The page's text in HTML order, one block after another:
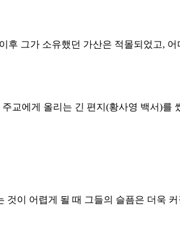
그가 소유했던 가산은 적몰되었고, 어
교에게 올리는 긴 편지(황사영 백서)를
이 어렵게 될 때 그들의 슬픔은 더욱